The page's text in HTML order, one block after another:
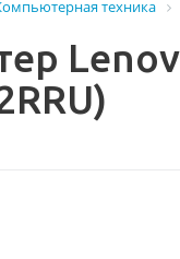
техника